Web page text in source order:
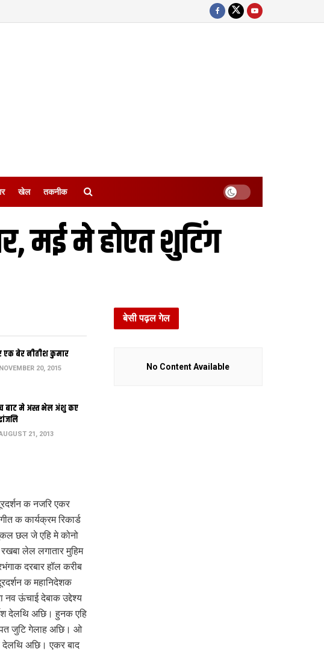
खेल तकनीक
मई मे होएत शुटिंग
एक बेर नीतीश कुमार
20, 2015
बाट मे अस्त भेल अंशु कए
21, 2013
क नजरि एकर
क कार्यक्रम रिकार्ड
छल जे एहि मे कोनो
लेल लगातार मुहिम
दरबार हॉल करीब
क महानिदेशक
नव ऊंचाई देबाक उद्देश्य
देलथि अछि। हुनक एहि
जुटि गेलाह अछि। ओ
देलथि अछि। एकर बाद
बेसी पढ़ल गेल
No Content Available